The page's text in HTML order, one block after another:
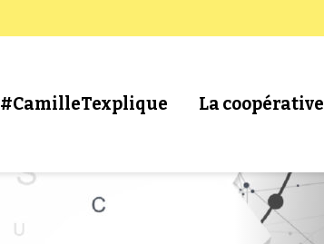
#CamilleTexplique La coopérative